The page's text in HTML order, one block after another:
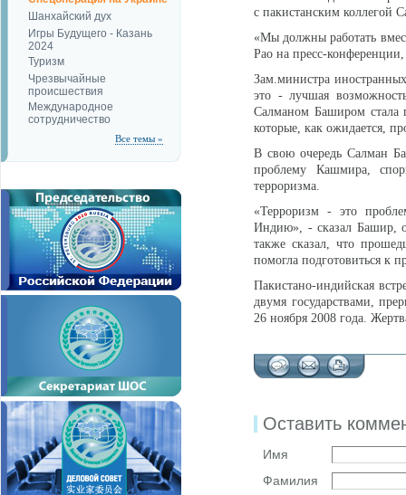
Шанхайский дух
Игры Будущего - Казань
2024
Туризм
Чрезвычайные
происшествия
Международное
сотрудничество
Все темы »
с пакистанским коллегой
«Мы должны работать
Рао на пресс-конференции,
Зам.министра
это - лучшая
Салманом Баширом стала
которые, как ожидается,
В свою очередь Салман
проблему Кашмира,
терроризма.
«Терроризм - это
Индию», - сказал Башир,
также сказал, что
помогла подготовиться к
Пакистано-индийская
двумя государствами,
26 ноября 2008 года.
Оставить
Имя
Фамилия